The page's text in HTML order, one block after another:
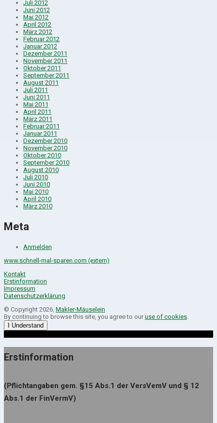
Juli 2012
Juni 2012
Mai 2012
April 2012
März 2012
Februar 2012
Januar 2012
Dezember 2011
November 2011
Oktober 2011
September 2011
August 2011
Juli 2011
Juni 2011
Mai 2011
April 2011
März 2011
Februar 2011
Januar 2011
Dezember 2010
November 2010
Oktober 2010
September 2010
August 2010
Juli 2010
Juni 2010
Mai 2010
April 2010
März 2010
Meta
Anmelden
www.schnell-mal-sparen.com (extern)
Kontakt
Erstinformation
Impressum
Datenschutzerklärung
© Copyright 2026, Makler-Mäuselein
By continuing to browse this site, you agree to our use of cookies
I Understand
Erstinformation
(Pflichtangaben gem. §15 Abs.1 der VersVemV und § 12
Abs.1 der FinVermV)